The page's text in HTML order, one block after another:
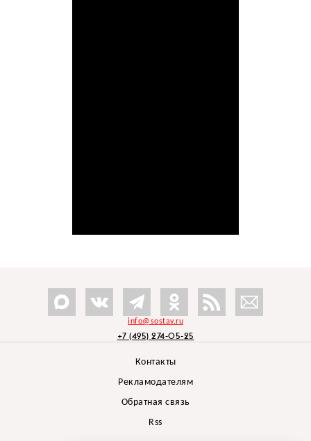
info@sostav.ru
+7 (495) 274-05-25
Контакты
Рекламодателям
Обратная связь
Rss